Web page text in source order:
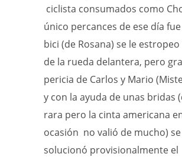
ciclista consumados como
único percances de ese día
bici (de Rosana) se le
de la rueda delantera, pero
pericia de Carlos y Mario
y con la ayuda de unas bridas
rara pero la cinta americana
ocasión no valió de mucho) se
solucionó provisionalmente el